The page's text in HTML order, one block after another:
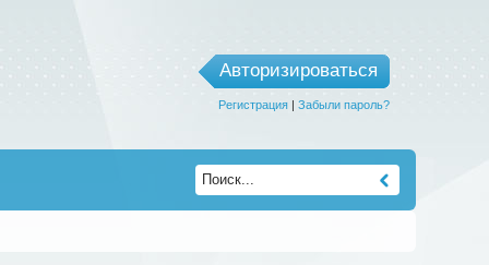
Авторизироваться
Регистрация| Забыли пароль?